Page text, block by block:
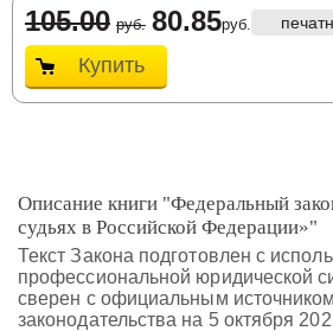
105.00 руб. 80.85руб.
Купить
Описание книги "Федеральный
судьях в Российской Федерации»"
Текст Закона подготовлен с
профессиональной юридической
сверен с официальным
законодательства на 5 октября